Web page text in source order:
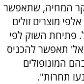
המחיה, שתאפשר
מוצרים זולים
פתיחת השוק לפי
תאפשר להכניס
המונופולים
תחרות".